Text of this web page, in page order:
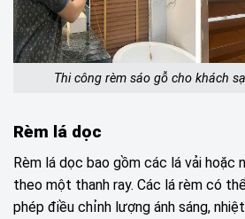
Thi công rèm sáo gỗ cho khách
Rèm lá dọc
Rèm lá dọc bao gồm các lá vải hoặc
theo một thanh ray. Các lá rèm có
phép điều chỉnh lượng ánh sáng,